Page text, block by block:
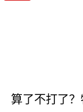
算了不打了